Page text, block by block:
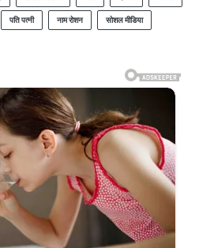
पति पत्नी नाम रोशन सोशल मीडिया